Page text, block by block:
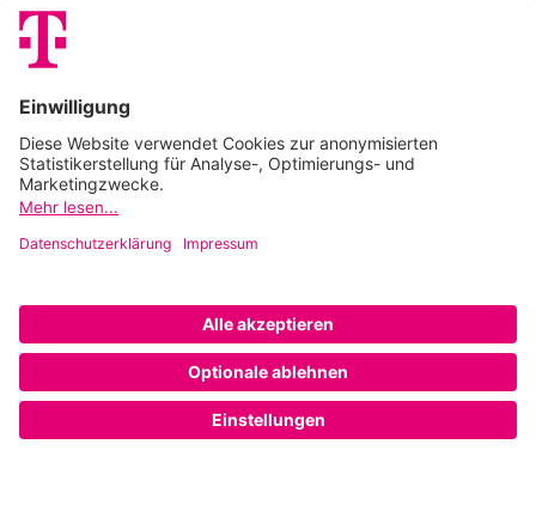
Datenschutz
AGB
Impressum
FAQ
Barrierefreiheitserklärung